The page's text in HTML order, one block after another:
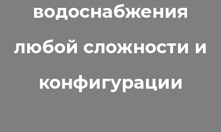
водоснабжения
любой сложности и
конфигурации